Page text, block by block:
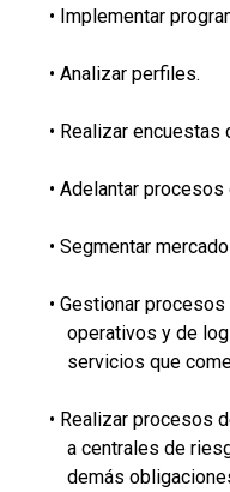
• Implementar
• Analizar perfiles.
• Realizar
• Adelantar
• Segmentar
• Gestionar
operativos y de
servicios que
• Realizar procesos
a centrales de
demás